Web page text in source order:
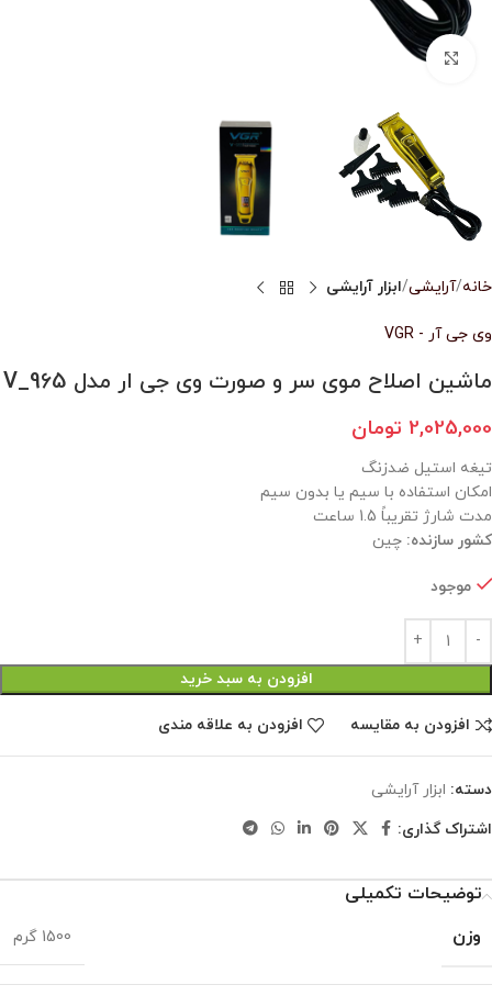
بزرگنمایی تصویر
خانه آرایشی ابزار آرایشی
وی جی آر - VGR
ماشین اصلاح موی سر و صورت وی جی ار مدل V_965
2,025,000 تومان
تیغه استیل ضدزنگ
امکان استفاده با سیم یا بدون سیم
مدت شارژ تقریباً 1.5 ساعت
کشور سازنده: چین
موجود
افزودن به سبد خرید
افزودن به مقایسه افزودن به علاقه مندی
دسته: ابزار آرایشی
اشتراک گذاری:
توضیحات تکمیلی
وزن
1500 گرم